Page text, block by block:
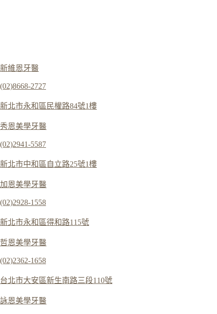
新維恩牙醫
(02)8668-2727
新北市永和區民權路84號1樓
秀恩美學牙醫
(02)2941-5587
新北市中和區自立路25號1樓
加恩美學牙醫
(02)2928-1558
新北市永和區得和路115號
哲恩美學牙醫
(02)2362-1658
台北市大安區新生南路三段110號
詠恩美學牙醫